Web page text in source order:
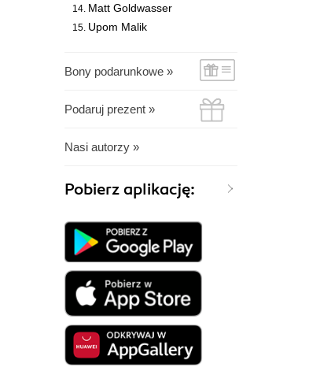
Matt Goldwasser
Upom Malik
Bony podarunkowe »
Podaruj prezent »
Nasi autorzy »
Pobierz aplikację: